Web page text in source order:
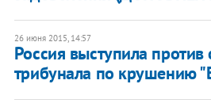
26 июня 2015, 14:57
Россия выступила против
трибунала по крушению